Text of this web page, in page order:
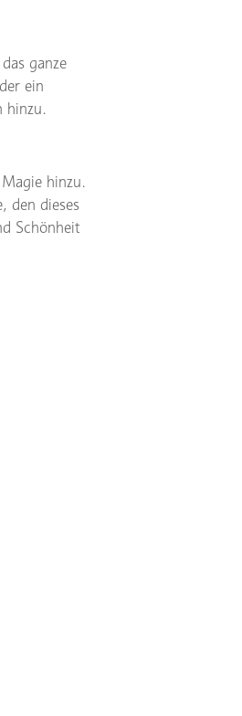
ganze
ein
hinzu.
hinzu.
den dieses
Schönheit